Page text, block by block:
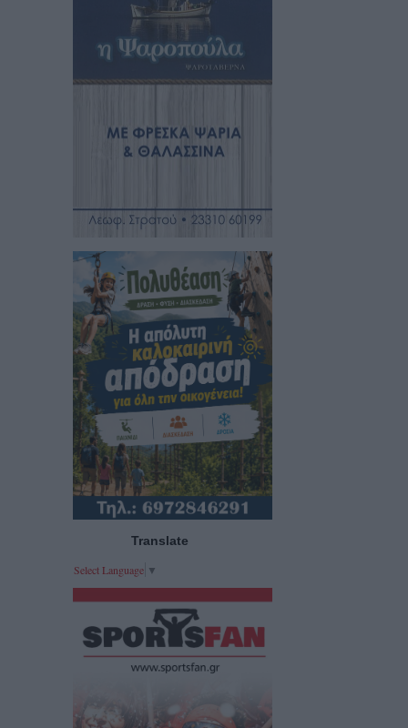
Translate
Select Language ▼